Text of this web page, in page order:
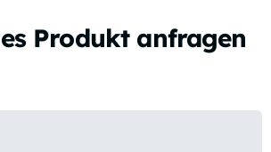
Produkt anfragen